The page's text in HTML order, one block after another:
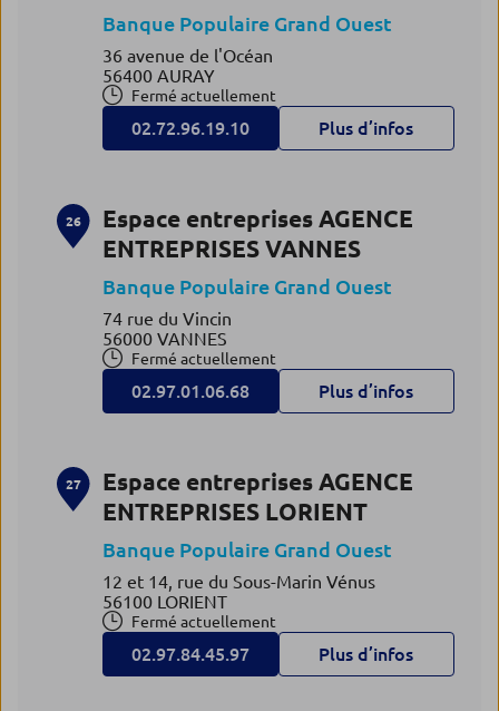
Banque Populaire Grand Ouest
36 avenue de l'Océan
56400 AURAY
Fermé actuellement
02.72.96.19.10 Plus d’infos
26
Espace entreprises AGENCE
ENTREPRISES VANNES
Banque Populaire Grand Ouest
74 rue du Vincin
56000 VANNES
Fermé actuellement
02.97.01.06.68 Plus d’infos
27
Espace entreprises AGENCE
ENTREPRISES LORIENT
Banque Populaire Grand Ouest
12 et 14, rue du Sous-Marin Vénus
56100 LORIENT
Fermé actuellement
02.97.84.45.97 Plus d’infos